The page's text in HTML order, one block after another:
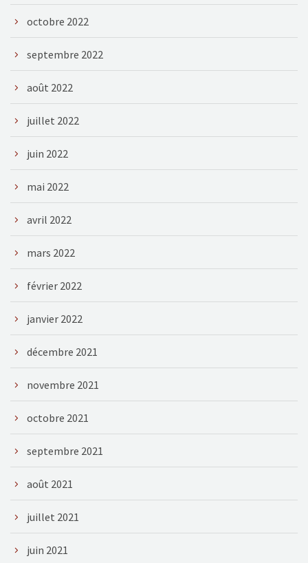
octobre 2022
septembre 2022
août 2022
juillet 2022
juin 2022
mai 2022
avril 2022
mars 2022
février 2022
janvier 2022
décembre 2021
novembre 2021
octobre 2021
septembre 2021
août 2021
juillet 2021
juin 2021